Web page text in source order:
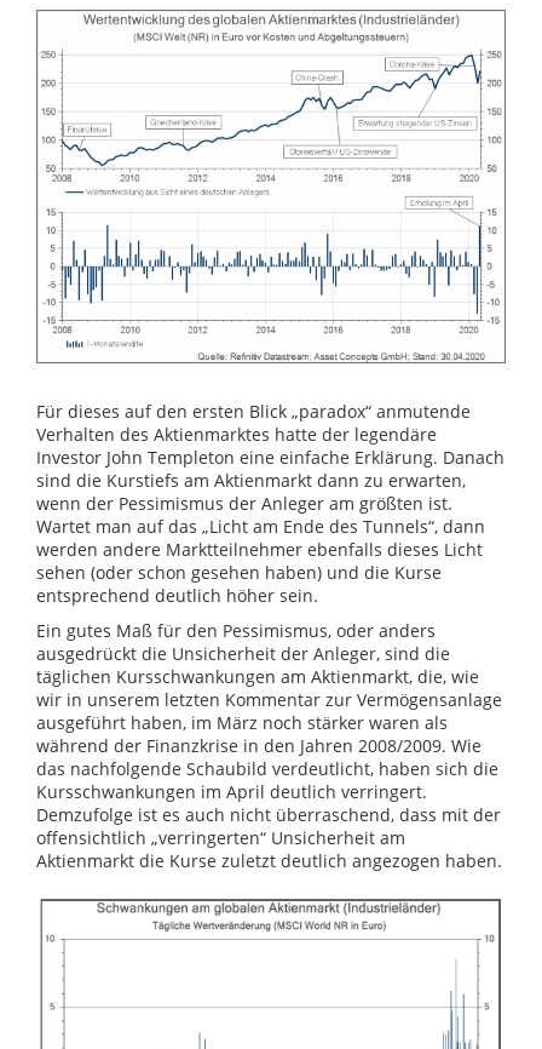
Für dieses auf den ersten Blick „paradox“ anmutende
Verhalten des Aktienmarktes hatte der legendäre
Investor John Templeton eine einfache Erklärung. Danach
sind die Kurstiefs am Aktienmarkt dann zu erwarten,
wenn der Pessimismus der Anleger am größten ist.
Wartet man auf das „Licht am Ende des Tunnels“, dann
werden andere Marktteilnehmer ebenfalls dieses Licht
sehen (oder schon gesehen haben) und die Kurse
entsprechend deutlich höher sein.
Ein gutes Maß für den Pessimismus, oder anders
ausgedrückt die Unsicherheit der Anleger, sind die
täglichen Kursschwankungen am Aktienmarkt, die, wie
wir in unserem letzten Kommentar zur Vermögensanlage
ausgeführt haben, im März noch stärker waren als
während der Finanzkrise in den Jahren 2008/2009. Wie
das nachfolgende Schaubild verdeutlicht, haben sich die
Kursschwankungen im April deutlich verringert.
Demzufolge ist es auch nicht überraschend, dass mit der
offensichtlich „verringerten“ Unsicherheit am
Aktienmarkt die Kurse zuletzt deutlich angezogen haben.